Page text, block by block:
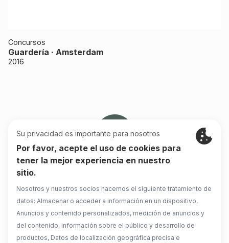
Concursos
Guardería · Amsterdam
2016
noro@noroestudio.com
C/ Dr. Ferran, 2 esq. Pau Picasso - Cardedeu (Barcelona)